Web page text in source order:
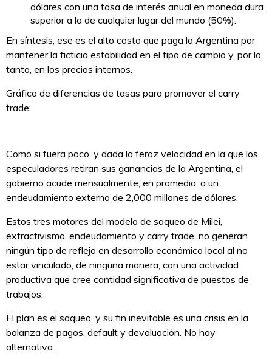
dólares con una tasa de interés anual en moneda dura
superior a la de cualquier lugar del mundo (50%).
En síntesis, ese es el alto costo que paga la Argentina por
mantener la ficticia estabilidad en el tipo de cambio y, por lo
tanto, en los precios internos.
Gráfico de diferencias de tasas para promover el carry
trade:
Como si fuera poco, y dada la feroz velocidad en la que los
especuladores retiran sus ganancias de la Argentina, el
gobierno acude mensualmente, en promedio, a un
endeudamiento externo de 2,000 millones de dólares.
Estos tres motores del modelo de saqueo de Milei,
extractivismo, endeudamiento y carry trade, no generan
ningún tipo de reflejo en desarrollo económico local al no
estar vinculado, de ninguna manera, con una actividad
productiva que cree cantidad significativa de puestos de
trabajos.
El plan es el saqueo, y su fin inevitable es una crisis en la
balanza de pagos, default y devaluación. No hay
alternativa.